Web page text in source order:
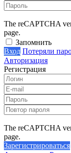
The reCAPTCHA
page.
Запомнить
Вход Потеряли
Авторизация
Регистрация
The reCAPTCHA
page.
Зарегистрироваться